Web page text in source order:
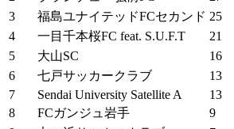
3
福島ユナイテッドFCセカンド 25
4
一目千本桜FC feat. S.U.F.T 21
5
大山SC 16
6
七戸サッカークラブ 13
7
Sendai University Satellite A 13
8
FCガンジュ岩手 9